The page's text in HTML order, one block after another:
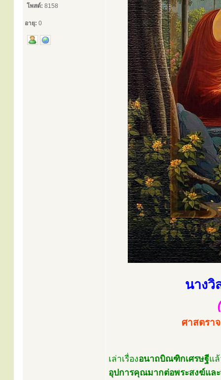
โพสต์: 8158
อายุ: 0
นาง
ศาสตรา
เล่าเรื่องอนาถบิณฑิกเศรษฐีแ
อุปการคุณมากต่อพระสงฆ์แล